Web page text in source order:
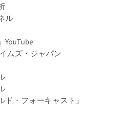
ル
YouTube
ムズ・ジャパン
ド・フォーキャスト』